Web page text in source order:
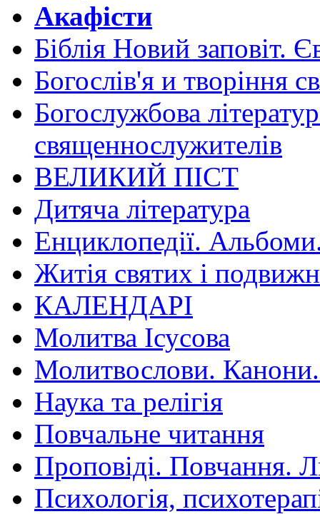
Акафісти
Біблія Новий заповіт.
Богослів'я и творіння
Богослужбова
священнослужителів
ВЕЛИКИЙ ПІСТ
Дитяча література
Енциклопедії.
Житія святих і
КАЛЕНДАРІ
Молитва Ісусова
Молитвослови.
Наука та релігія
Повчальне читання
Проповіді. Повчання.
Психологія,